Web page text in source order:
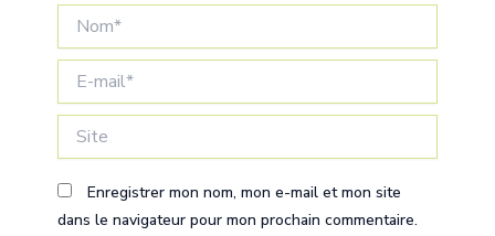
mail*
Enregistrer mon nom, mon e-mail et mon site
dans le navigateur pour mon prochain commentaire.